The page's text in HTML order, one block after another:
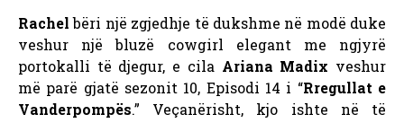
Rachelbëri një zgjedhje të dukshme në modë duke
veshur një bluzë cowgirl elegant me ngjyrë
portokalli të djegur, e cila Ariana Madix veshur
më parë gjatë sezonit 10, Episodi 14 i “Rregullat e
Vanderpompës.” Veçanërisht, kjo ishte në të